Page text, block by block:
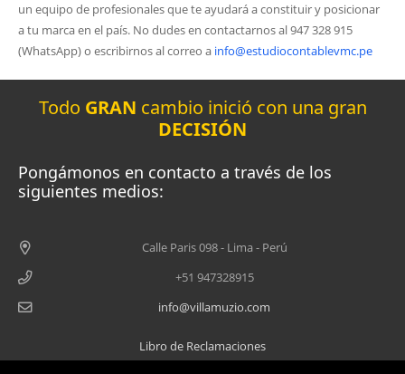
un equipo de profesionales que te ayudará a constituir y posicionar
a tu marca en el país. No dudes en contactarnos al 947 328 915
(WhatsApp) o escribirnos al correo a info@estudiocontablevmc.pe
Todo GRAN cambio inició con una gran
DECISIÓN
Pongámonos en contacto a través de los
siguientes medios:
Calle Paris 098 - Lima - Perú
+51 947328915
info@villamuzio.com
Libro de Reclamaciones